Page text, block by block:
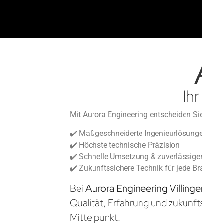
Mit Aurora Engineering entscheiden
✔️ Maßgeschneiderte
✔️ Höchste technische Präzision
✔️ Schnelle Umsetzung &
✔️ Zukunftssichere Technik für jede
BeiAurora Engineering
Qualität, Erfahrung und
Mittelpunkt.